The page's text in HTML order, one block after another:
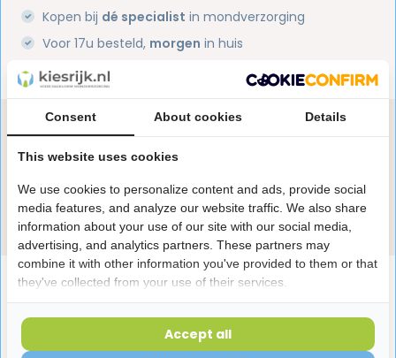
Kopen bij dé specialist in mondverzorging
Voor 17u besteld, morgen in huis
1 miljoen+tevreden klanten
Productomschrijving
Onze specialisten helpen je graag! Spreek ons aan
Stuur e-mail
Consent About cookies Details
This website uses cookies
We use cookies to personalize content and ads, provide social
media features, and analyze our website traffic. We also share
information about your use of our site with our social media,
advertising, and analytics partners. These partners may
combine it with other information you've provided to them or that
they've collected from your use of their services.
Accept all